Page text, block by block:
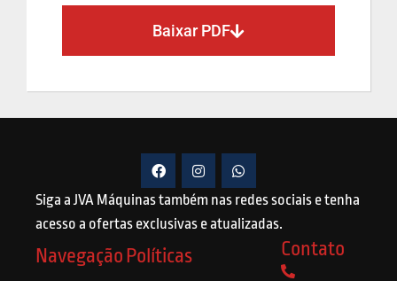
Baixar PDF
Siga a JVA Máquinas também nas redes sociais e tenha
acesso a ofertas exclusivas e atualizadas.
NavegaçãoPolíticas Contato